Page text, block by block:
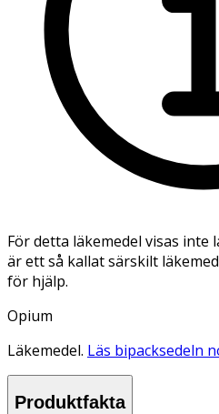
För detta läkemedel visas
är ett så kallat särskilt
för hjälp.
Opium
Läkemedel. Läs bipacksedeln
Produktfakta